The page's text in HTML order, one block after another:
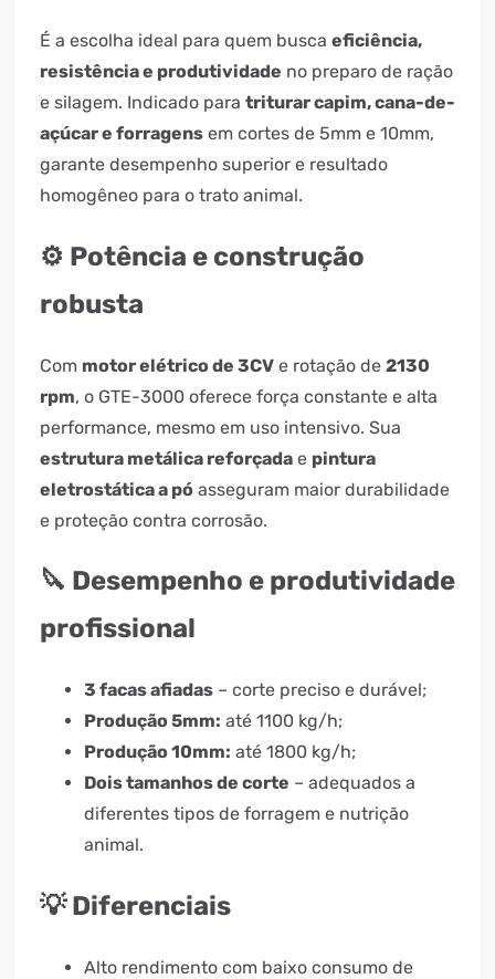
É a escolha ideal para quem busca eficiência,
resistência e produtividade no preparo de ração
e silagem. Indicado para triturar capim, cana-de-
açúcar e forragens em cortes de 5mm e 10mm,
garante desempenho superior e resultado
homogêneo para o trato animal.
⚙️ Potência e construção
robusta
Com motor elétrico de 3CV e rotação de 2130
rpm, o GTE-3000 oferece força constante e alta
performance, mesmo em uso intensivo. Sua
estrutura metálica reforçada e pintura
eletrostática a pó asseguram maior durabilidade
e proteção contra corrosão.
🔪 Desempenho e produtividade
profissional
3 facas afiadas – corte preciso e durável;
Produção 5mm: até 1100 kg/h;
Produção 10mm: até 1800 kg/h;
Dois tamanhos de corte – adequados a
diferentes tipos de forragem e nutrição
animal.
💡 Diferenciais
Alto rendimento com baixo consumo de